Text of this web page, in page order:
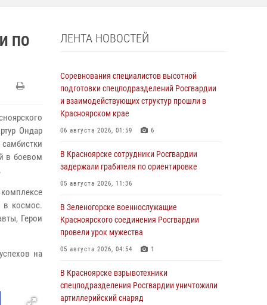
ПО
Ондар
в боевом
в космос.
Герои
на
ЛЕНТА НОВОСТЕЙ
Соревнования специалистов высотной
подготовки спецподразделений Росгвардии
и взаимодействующих структур прошли в
Красноярском крае
06 августа 2026, 01:59 6
В Красноярске сотрудники Росгвардии
задержали грабителя по ориентировке
05 августа 2026, 11:36
В Зеленогорске военнослужащие
Красноярского соединения Росгвардии
провели урок мужества
05 августа 2026, 04:54 1
В Красноярске взрывотехники
спецподразделения Росгвардии уничтожили
артиллерийский снаряд